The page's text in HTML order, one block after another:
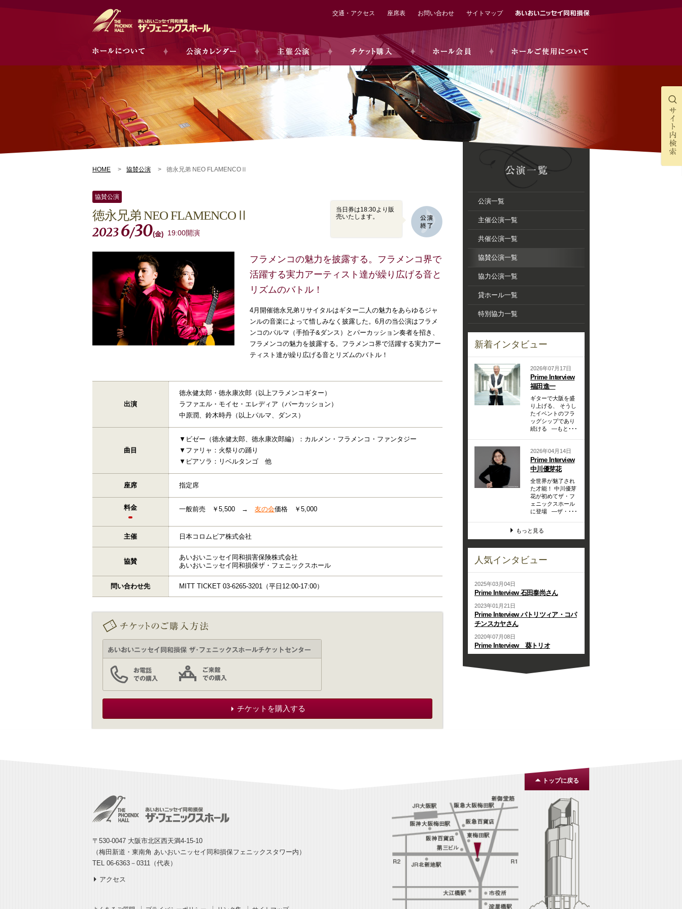
交通・アクセス 座席表 お問い合わせ サイトマップ
HOME 協賛公演 徳永兄弟 NEO FLAMENCOⅡ
当日券は18:30より販
売いたします。
協賛公演
徳永兄弟 NEO FLAMENCOⅡ
20236/30(金) 19:00開演
フラメンコの魅力を披露する。フラメンコ界で
活躍する実力アーティスト達が繰り広げる音と
リズムのバトル！
4月開催徳永兄弟リサイタルはギター二人の魅力をあらゆるジャ
ンルの音楽によって惜しみなく披露した。6月の当公演はフラメ
ンコのパルマ（手拍子&ダンス）とパーカッション奏者を招き、
フラメンコの魅力を披露する。フラメンコ界で活躍する実力アー
ティスト達が繰り広げる音とリズムのバトル！
出演
徳永健太郎・徳永康次郎（以上フラメンコギター）
ラファエル・モイセ・エレディア（パーカッション）
中原潤、鈴木時丹（以上パルマ、ダンス）
曲目
▼ビゼー（徳永健太郎、徳永康次郎編）：カルメン・フラメンコ・ファンタジー
▼ファリャ：火祭りの踊り
▼ピアソラ：リベルタンゴ 他
座席 指定席
料金 一般前売 ￥5,500 → 友の会価格 ￥5,000
主催 日本コロムビア株式会社
協賛
あいおいニッセイ同和損害保険株式会社
あいおいニッセイ同和損保ザ・フェニックスホール
問い合わせ先 MITT TICKET 03-6265-3201（平日12:00-17:00）
チケットを購入する
公演一覧
主催公演一覧
共催公演一覧
協賛公演一覧
協力公演一覧
貸ホール一覧
特別協力一覧
新着インタビュー
2026年07月17日
Prime Interview
福田進一
ギターで大阪を盛
り上げる、 そうし
たイベントのフラ
ッグシップであり
続ける —もと･･･
2026年04月14日
Prime Interview
中川優芽花
全世界が魅了され
た才能！ 中川優芽
花が初めてザ・フ
ェニックスホール
に登場 —ザ・･･･
もっと見る
人気インタビュー
2025年03月04日
Prime Interview 石田泰尚さん
2023年01月21日
Prime Interview パトリツィア・コパ
チンスカヤさん
2020年07月08日
Prime Interview 葵トリオ
トップに戻る
〒530-0047 大阪市北区西天満4-15-10
（梅田新道・東南角 あいおいニッセイ同和損保フェニックスタワー内）
TEL 06-6363－0311（代表）
アクセス